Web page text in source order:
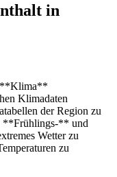
in
**Klima**
Klimadaten
der Region zu
**Frühlings-** und
Wetter zu
zu